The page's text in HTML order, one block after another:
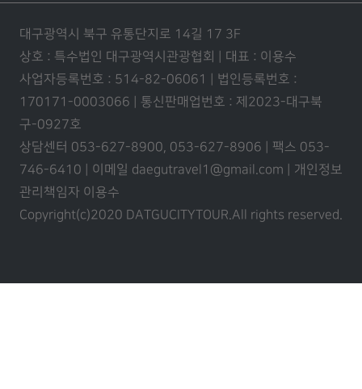
대구광역시 북구 유통단지로 14길 17 3F
상호 : 특수법인 대구광역시관광협회 | 대표 : 이용수
사업자등록번호 : 514-82-06061 | 법인등록번호 :
170171-0003066 | 통신판매업번호 : 제2023-대구북
구-0927호
상담센터 053-627-8900, 053-627-8906 | 팩스 053-
746-6410 | 이메일 daegutravel1@gmail.com | 개인정보
관리책임자 이용수
Copyright(c)2020 DATGUCITYTOUR.All rights reserved.